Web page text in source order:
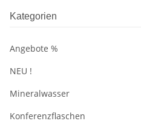
Kategorien
Angebote %
NEU !
Mineralwasser
Konferenzflaschen